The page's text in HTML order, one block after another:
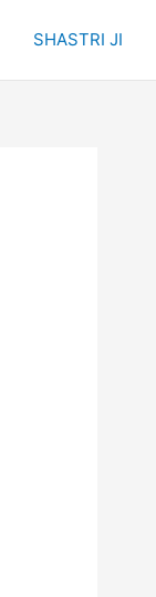
SHASTRI JI